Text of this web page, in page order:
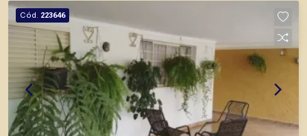
Preto.
Cód. 223646